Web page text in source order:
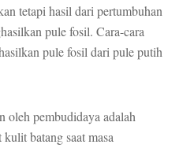
tetapi hasil dari pertumbuhan
pule fosil. Cara-cara
pule fosil dari pule putih
oleh pembudidaya adalah
batang saat masa